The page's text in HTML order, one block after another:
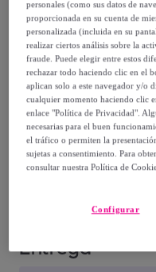
23,00 €
79,00 €
-70%
Vendido por
Entrega
personales (como sus datos de
proporcionada en su cuenta de
personalizada (incluida en su
realizar ciertos análisis sobre la
fraude. Puede elegir entre estos
rechazar todo haciendo clic en el
aplican solo a este navegador y/o
cualquier momento haciendo clic
enlace "Política de Privacidad".
necesarias para el buen
el tráfico o permiten la
sujetas a consentimiento. Para
consultar nuestra Política de
Configurar